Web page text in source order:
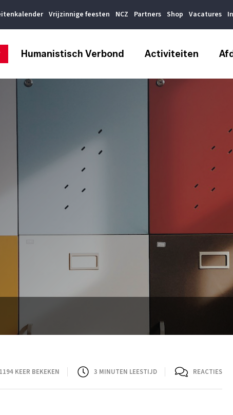
Vrijzinnige feesten NCZ Partners Shop Vacatures
Humanistisch Verbond Activiteiten
1194 KEER BEKEKEN 3 MINUTEN LEESTIJD REACTIES